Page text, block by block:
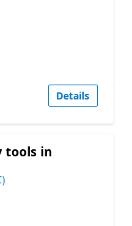
Details
tools in